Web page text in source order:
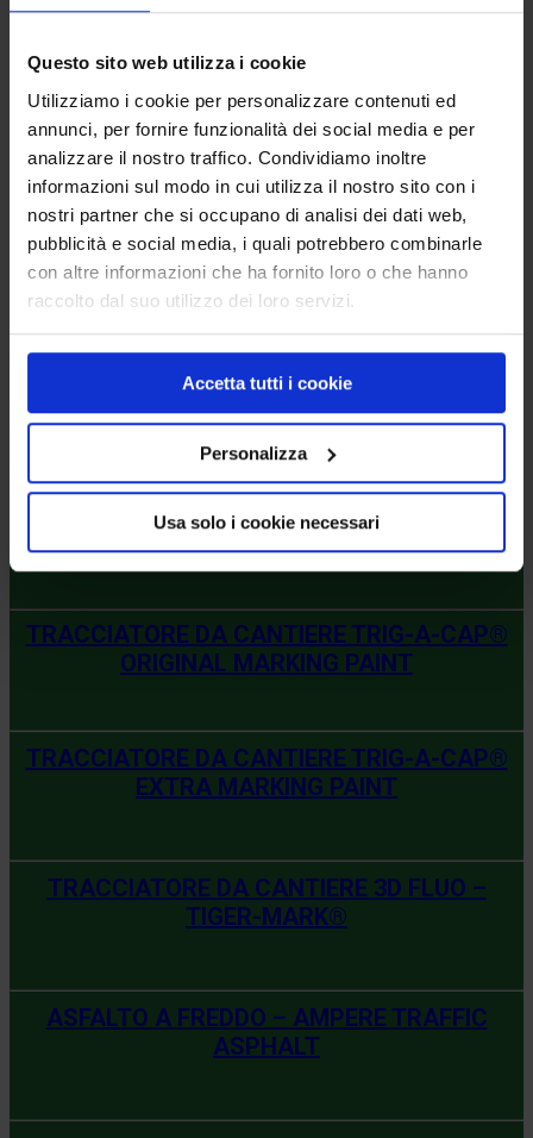
Questo sito web utilizza i cookie
Utilizziamo i cookie per personalizzare contenuti ed
annunci, per fornire funzionalità dei social media e per
analizzare il nostro traffico. Condividiamo inoltre
informazioni sul modo in cui utilizza il nostro sito con i
nostri partner che si occupano di analisi dei dati web,
pubblicità e social media, i quali potrebbero combinarle
con altre informazioni che ha fornito loro o che hanno
raccolto dal suo utilizzo dei loro servizi.
Accetta tutti i cookie
Personalizza
Usa solo i cookie necessari
Ampere System»Video Prodotti
Video Prodotti
Macchinetta traccialinee SMART
STRIPER ®
MACCHINETTA TRACCIALINEE – PERFEKT
STRIPER®
MACCHINETTA TRACCIALINEE – STRIPER 1
TRACCIATORE DA CANTIERE TRIG-A-CAP®
ORIGINAL MARKING PAINT
TRACCIATORE DA CANTIERE TRIG-A-CAP®
EXTRA MARKING PAINT
TRACCIATORE DA CANTIERE 3D FLUO –
TIGER-MARK®
ASFALTO A FREDDO – AMPERE TRAFFIC
ASPHALT